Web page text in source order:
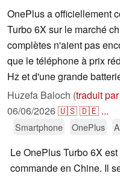
OnePlus a officiellement
Turbo 6X sur le marché
complètes n'aient pas
que le téléphone à prix
Hz et d'une grande
Huzefa Baloch (traduit par
06/06/2026🇺🇸🇩🇪 ...
Smartphone OnePlus
Le OnePlus Turbo 6X
commande en Chine. Il